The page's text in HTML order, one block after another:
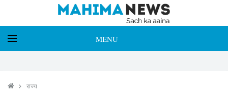
MENU
राज्य